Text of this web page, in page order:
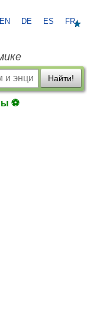
EN DE ES FR
Найти!
⚽